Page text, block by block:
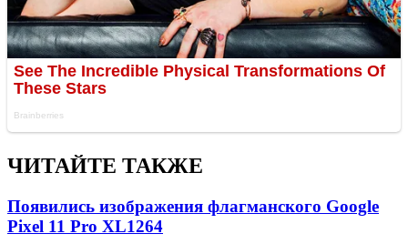
ЧИТАЙТЕ ТАКЖЕ
Появились изображения флагманского Google
Pixel 11 Pro XL1264